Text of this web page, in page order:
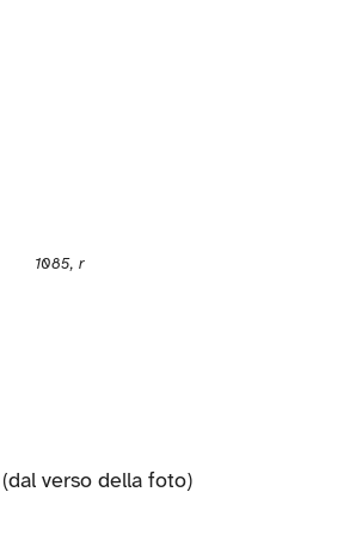
1085, r
verso della foto)